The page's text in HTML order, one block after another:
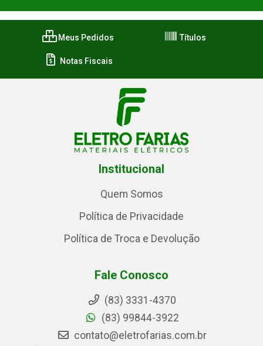
Meus Pedidos Títulos
Notas Fiscais
Institucional
Quem Somos
Política de Privacidade
Política de Troca e Devolução
Fale Conosco
(83) 3331-4370
(83) 99844-3922
contato@eletrofarias.com.br